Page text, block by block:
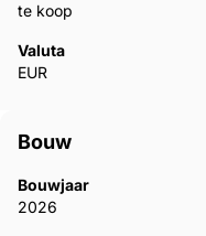
te koop
Valuta
EUR
Bouw
Bouwjaar
2026